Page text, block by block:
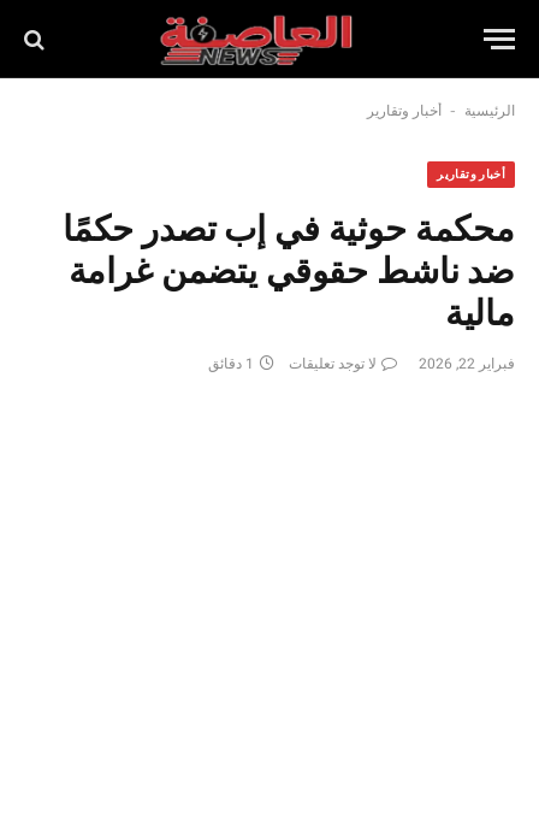
الرئيسية - أخبار وتقارير
أخبار وتقارير
محكمة حوثية في إب تصدر حكمًا
ضد ناشط حقوقي يتضمن غرامة
مالية
فبراير 22, 2026 لا توجد تعليقات 1 دقائق